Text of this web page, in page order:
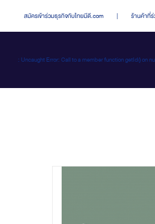
สมัครเข้าร่วมธุรกิจกับไทยมีดี.com | ร้านค้าที่
: Uncaught Error: Call to a member function getId()